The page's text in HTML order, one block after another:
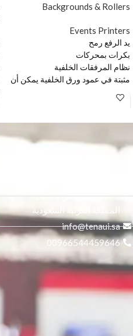
Backgrounds & Rollers
Events Printers
يد الرفع رمح
بكرات بمحركات
نظام المرفقات الخلفية
مثبتة في عمود ورق الخلفية يمكن أن
وثلاثية ، ومن السهل جعل الخلفية
النور, الرياض 14271,
المملكة العربية السعودية
info@tenaui.sa
00966544459646